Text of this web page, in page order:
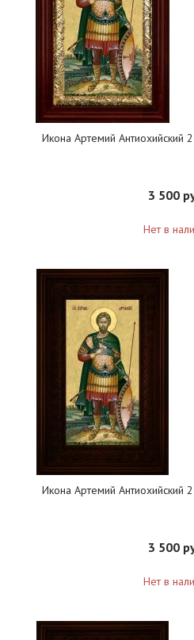
Икона Артемий Антиохийский
3 500
Нет в
Икона Артемий
3 500
Нет в